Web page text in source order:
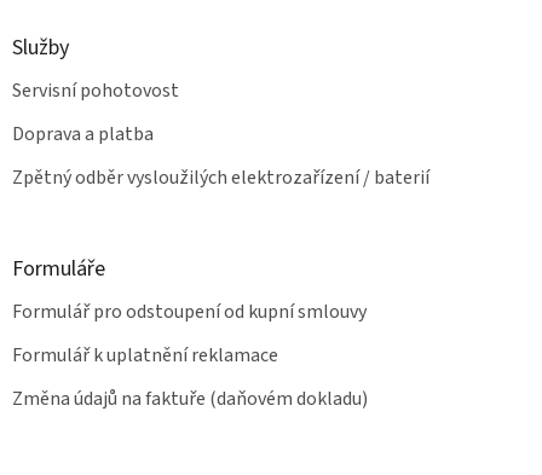
Služby
Servisní pohotovost
Doprava a platba
Zpětný odběr vysloužilých elektrozařízení / baterií
Formuláře
Formulář pro odstoupení od kupní smlouvy
Formulář k uplatnění reklamace
Změna údajů na faktuře (daňovém dokladu)